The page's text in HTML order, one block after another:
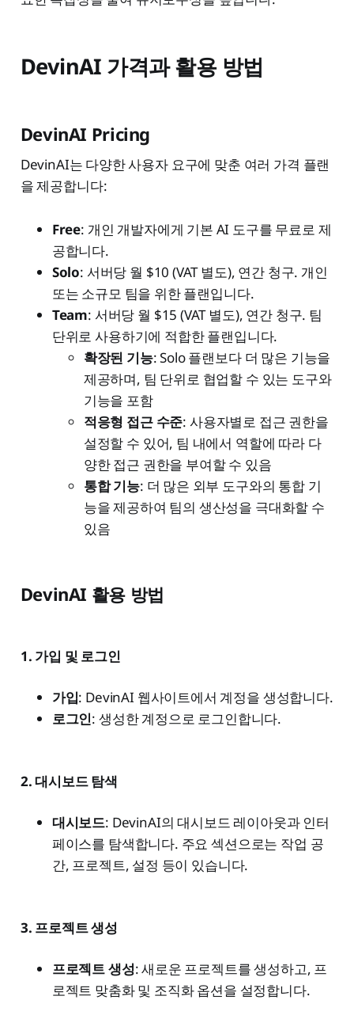
DevinAI 가격과 활용 방법
DevinAI Pricing
DevinAI는 다양한 사용자 요구에 맞춘 여러 가격 플랜
을 제공합니다:
Free: 개인 개발자에게 기본 AI 도구를 무료로 제
공합니다.
Solo: 서버당 월 $10 (VAT 별도), 연간 청구. 개인
또는 소규모 팀을 위한 플랜입니다.
Team: 서버당 월 $15 (VAT 별도), 연간 청구. 팀
단위로 사용하기에 적합한 플랜입니다.
확장된 기능: Solo 플랜보다 더 많은 기능을
제공하며, 팀 단위로 협업할 수 있는 도구와
기능을 포함
적응형 접근 수준: 사용자별로 접근 권한을
설정할 수 있어, 팀 내에서 역할에 따라 다
양한 접근 권한을 부여할 수 있음
통합 기능: 더 많은 외부 도구와의 통합 기
능을 제공하여 팀의 생산성을 극대화할 수
있음
DevinAI 활용 방법
1. 가입 및 로그인
가입: DevinAI 웹사이트에서 계정을 생성합니다.
로그인: 생성한 계정으로 로그인합니다.
2. 대시보드 탐색
대시보드: DevinAI의 대시보드 레이아웃과 인터
페이스를 탐색합니다. 주요 섹션으로는 작업 공
간, 프로젝트, 설정 등이 있습니다.
3. 프로젝트 생성
프로젝트 생성: 새로운 프로젝트를 생성하고, 프
로젝트 맞춤화 및 조직화 옵션을 설정합니다.